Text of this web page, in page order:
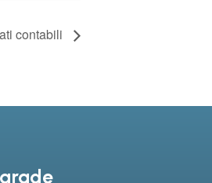
contabili